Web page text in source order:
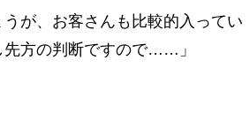
が、お客さんも比較的入ってい
先方の判断ですので……」